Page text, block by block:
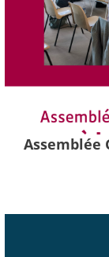
Assemblée